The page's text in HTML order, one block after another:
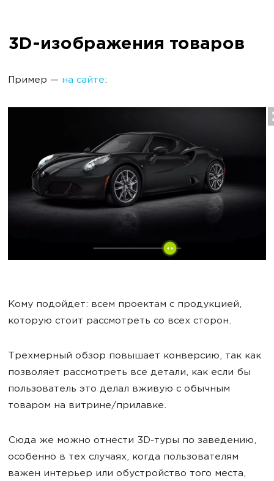
3D-изображения товаров
Пример — на сайте:
Кому подойдет: всем проектам с продукцией,
которую стоит рассмотреть со всех сторон.
Трехмерный обзор повышает конверсию, так как
позволяет рассмотреть все детали, как если бы
пользователь это делал вживую с обычным
товаром на витрине/прилавке.
Сюда же можно отнести 3D-туры по заведению,
особенно в тех случаях, когда пользователям
важен интерьер или обустройство того места,